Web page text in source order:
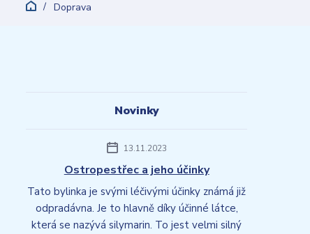
Doprava
Novinky
13.11.2023
Ostropestřec a jeho účinky
Tato bylinka je svými léčivými účinky známá již
odpradávna. Je to hlavně díky účinné látce,
která se nazývá silymarin. To jest velmi silný